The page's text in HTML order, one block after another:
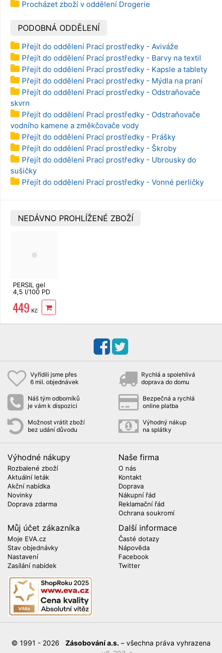
Procházet zboží v oddělení Drogerie
PODOBNÁ ODDĚLENÍ
Přejít do oddělení Prací prostředky - Aviváže
Přejít do oddělení Prací prostředky - Barvy na textil
Přejít do oddělení Prací prostředky - Kapsle a tablety
Přejít do oddělení Prací prostředky - Mýdla na praní
Přejít do oddělení Prací prostředky - Odstraňovače
skvrn
Přejít do oddělení Prací prostředky - Odstraňovače
vodního kamene a změkčovače vody
Přejít do oddělení Prací prostředky - Prášky
Přejít do oddělení Prací prostředky - Škroby
Přejít do oddělení Prací prostředky - Ubrousky do
sušičky
Přejít do oddělení Prací prostředky - Vonné perličky
NEDÁVNO PROHLÍŽENÉ ZBOŽÍ
PERSIL gel
4,5 l/100 PD
449 Kč
Vyřídili jsme přes
6 mil. objednávek
Rychlá a spolehlivá
doprava do domu
Náš tým odborníků
je vám k dispozici
Bezpečná a rychlá
online platba
Možnost vrátit zboží
bez udání důvodu
Výhodný nákup
na splátky
Výhodné nákupy
Rozbalené zboží
Aktuální leták
Akční nabídka
Novinky
Doprava zdarma
Naše firma
O nás
Kontakt
Doprava
Nákupní řád
Reklamační řád
Ochrana soukromí
Můj účet zákazníka
Moje EVA.cz
Stav objednávky
Nastavení
Zasílání nabídek
Další informace
Časté dotazy
Nápověda
Facebook
Twitter
© 1991 - 2026 Zásobování a.s. – všechna práva vyhrazena